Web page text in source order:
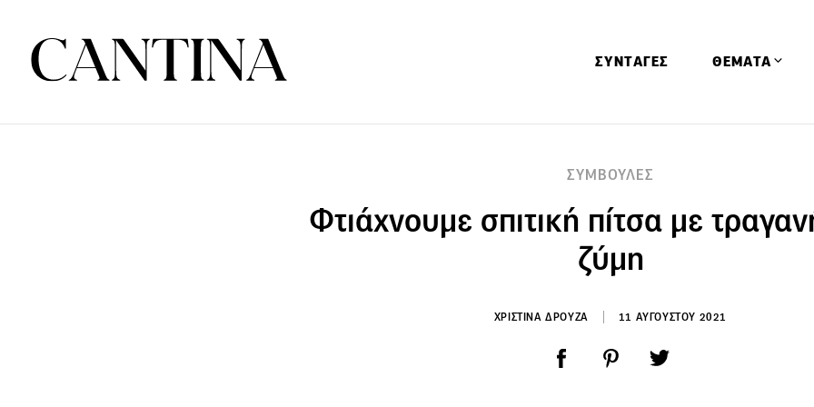
ΣΥΝΤΑΓΕΣ ΘΕΜΑΤΑ
Ειδήσεις
Έρευνες
ΣΥΜΒΟΥΛΕΣ
Φτιάχνουμε σπιτική πίτσα με
ζύμη
ΧΡΙΣΤΙΝΑ ΔΡΟΥΖΑ 11 ΑΥΓΟΥΣΤΟΥ 2021